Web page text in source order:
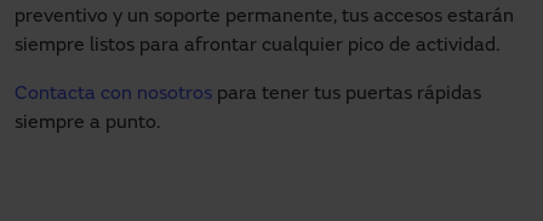
preventivo y un soporte permanente, tus accesos estarán
siempre listos para afrontar cualquier pico de actividad.
Contacta con nosotros para tener tus puertas rápidas
siempre a punto.